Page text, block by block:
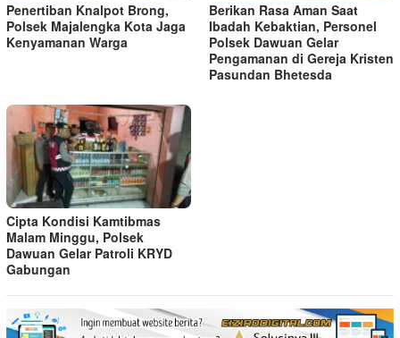
Penertiban Knalpot Brong,
Polsek Majalengka Kota Jaga
Kenyamanan Warga
Berikan Rasa Aman Saat
Ibadah Kebaktian, Personel
Polsek Dawuan Gelar
Pengamanan di Gereja Kristen
Pasundan Bhetesda
Cipta Kondisi Kamtibmas
Malam Minggu, Polsek
Dawuan Gelar Patroli KRYD
Gabungan